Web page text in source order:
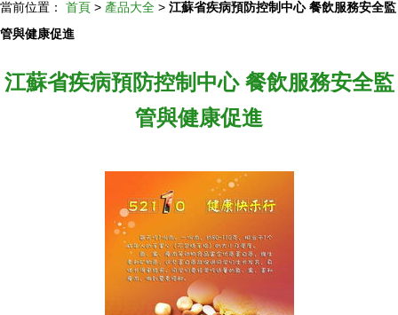
當前位置： 首頁 > 產品大全 > 江蘇省疾病預防控制中心 餐飲服務安全監
管與健康促進
江蘇省疾病預防控制中心 餐飲服務安全監
管與健康促進